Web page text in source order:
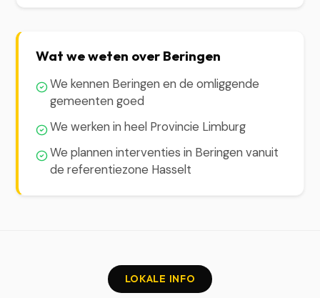
Wat we weten over Beringen
We kennen Beringen en de omliggende
gemeenten goed
We werken in heel Provincie Limburg
We plannen interventies in Beringen vanuit
de referentiezone Hasselt
LOKALE INFO